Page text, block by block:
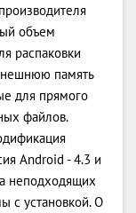
объем
распаковки
память
для прямого
файлов.
Android - 4.3 и
неподходящих
с установкой. О